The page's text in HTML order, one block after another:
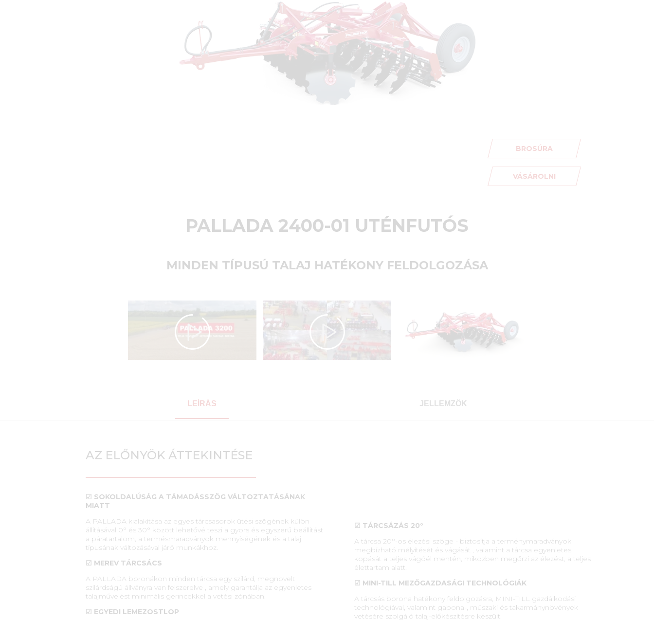
BROSÚRA
VÁSÁROLNI
PALLADA 2400-01 UTÉNFUTÓS
MINDEN TÍPUSÚ TALAJ HATÉKONY FELDOLGOZÁSA
LEÍRÁS JELLEMZŐK
AZ ELŐNYÖK ÁTTEKINTÉSE
☑ SOKOLDALÚSÁG A TÁMADÁSSZÖG VÁLTOZTATÁSÁNAK
MIATT
A PALLADA kialakítása az egyes tárcsasorok ütési szögének külön
állításával 0° és 30° között lehetővé teszi a gyors és egyszerű beállítást
a páratartalom, a termésmaradványok mennyiségének és a talaj
típusának változásával járó munkákhoz.
☑ MEREV TÁRCSÁCS
A PALLADA boronákon minden tárcsa egy szilárd, megnövelt
szilárdságú állványra van felszerelve , amely garantálja az egyenletes
talajművelést minimális gerincekkel a vetési zónában.
☑ EGYEDI LEMEZOSTLOP
☑ TÁRCSÁZÁS 20°
A tárcsa 20°-os élezési szöge - biztosítja a terménymaradványok
megbízható mélyítését és vágását , valamint a tárcsa egyenletes
kopását a teljes vágóél mentén, miközben megőrzi az élezést, a teljes
élettartam alatt.
☑ MINI-TILL MEZŐGAZDASÁGI TECHNOLÓGIÁK
A tárcsás borona hatékony feldolgozásra, MINI-TILL gazdálkodási
technológiával, valamint gabona-, műszaki és takarmánynövények
vetésére szolgáló talaj-előkészítésre készült.